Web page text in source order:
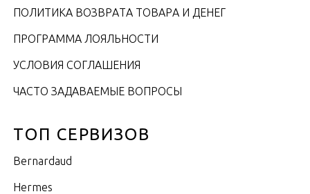
ПОЛИТИКА ВОЗВРАТА ТОВАРА И ДЕНЕГ
ПРОГРАММА ЛОЯЛЬНОСТИ
УСЛОВИЯ СОГЛАШЕНИЯ
ЧАСТО ЗАДАВАЕМЫЕ ВОПРОСЫ
ТОП СЕРВИЗОВ
Bernardaud
Hermes